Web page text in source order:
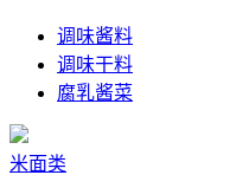
调味酱料
调味干料
腐乳酱菜
米面类